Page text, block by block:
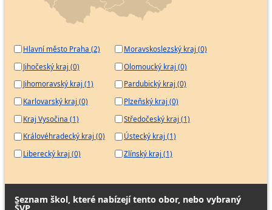
Hlavní město Praha (2)
Jihočeský kraj (0)
Jihomoravský kraj (1)
Karlovarský kraj (0)
Kraj Vysočina (1)
Královéhradecký kraj (0)
Liberecký kraj (0)
Moravskoslezský kraj (0)
Olomoucký kraj (0)
Pardubický kraj (0)
Plzeňský kraj (0)
Středočeský kraj (1)
Ústecký kraj (1)
Zlínský kraj (1)
Seznam škol, které nabízejí tento obor, nebo vybraný